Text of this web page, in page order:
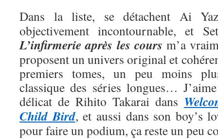
Dans la liste, se détachent Ai
objectivement incontournable, et
L’infirmerie après les cours m’a
proposent un univers original et
premiers tomes, un peu moins
classique des séries longues…
délicat de Rihito Takarai dans
Child Bird, et aussi dans son boy’s
pour faire un podium, ça reste un peu